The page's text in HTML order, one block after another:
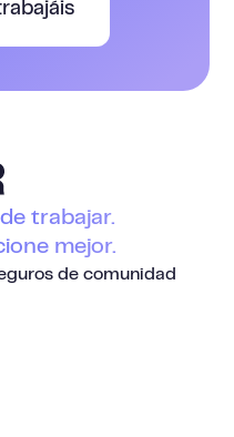
trabajar.
mejor.
de comunidad